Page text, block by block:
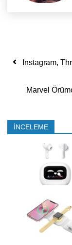
Yazı
Instagram,
Marvel
İNCELEME